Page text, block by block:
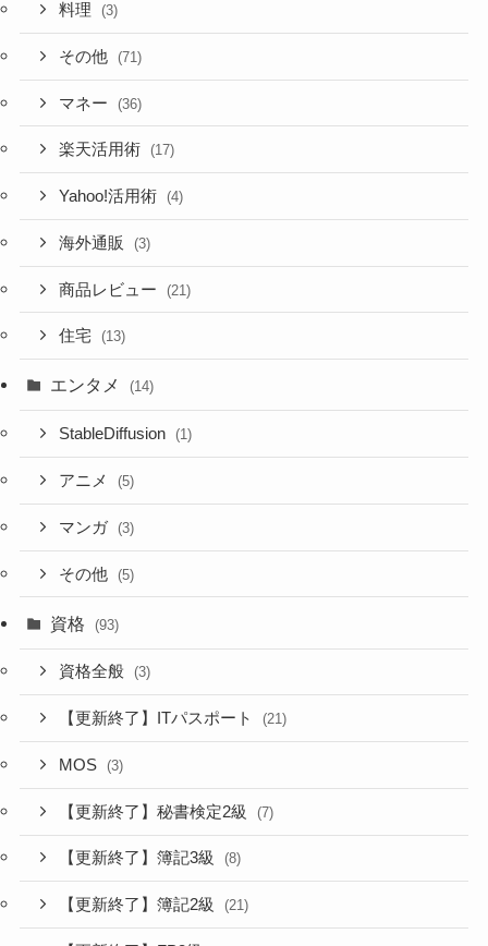
料理 (3)
その他 (71)
マネー (36)
楽天活用術 (17)
Yahoo!活用術 (4)
海外通販 (3)
商品レビュー (21)
住宅 (13)
エンタメ (14)
StableDiffusion (1)
アニメ (5)
マンガ (3)
その他 (5)
資格 (93)
資格全般 (3)
【更新終了】ITパスポート (21)
MOS (3)
【更新終了】秘書検定2級 (7)
【更新終了】簿記3級 (8)
【更新終了】簿記2級 (21)